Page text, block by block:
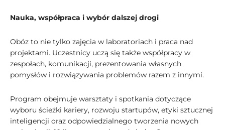
Nauka, współpraca i wybór dalszej drogi
Obóz to nie tylko zajęcia w laboratoriach i praca nad
projektami. Uczestnicy uczą się także współpracy w
zespołach, komunikacji, prezentowania własnych
pomysłów i rozwiązywania problemów razem z innymi.
Program obejmuje warsztaty i spotkania dotyczące
wyboru ścieżki kariery, rozwoju startupów, etyki sztucznej
inteligencji oraz odpowiedzialnego tworzenia nowych